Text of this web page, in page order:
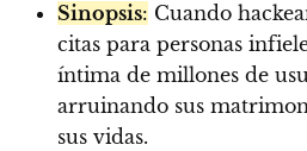
Sinopsis: Cuando
citas para personas
íntima de millones de
arruinando sus
sus vidas.